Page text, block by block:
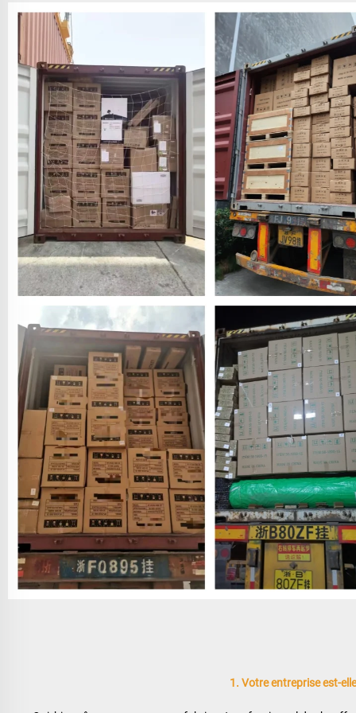
1. Votre entreprise est-